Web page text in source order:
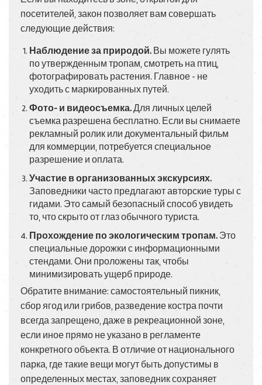
посетителей, закон позволяет вам совершать
следующие действия:
Наблюдение за природой. Вы можете гулять
по утвержденным тропам, смотреть на птиц,
фотографировать растения. Главное - не
уходить с маркированных путей.
Фото- и видеосъемка.Для личных целей
съемка разрешена бесплатно. Если вы снимаете
рекламный ролик или документальный фильм
для коммерции, потребуется специальное
разрешение и оплата.
Участие в организованных экскурсиях.
Заповедники часто предлагают авторские туры с
гидами. Это самый безопасный способ увидеть
то, что скрыто от глаз обычного туриста.
Прохождение по экологическим тропам. Это
специальные дорожки с информационными
стендами. Они проложены так, чтобы
минимизировать ущерб природе.
Обратите внимание: самостоятельный пикник,
сбор ягод или грибов, разведение костра почти
всегда запрещено, даже в рекреационной зоне,
если иное прямо не указано в регламенте
конкретного объекта. В отличие от национального
парка, где такие вещи могут быть допустимы в
определенных местах, заповедник сохраняет